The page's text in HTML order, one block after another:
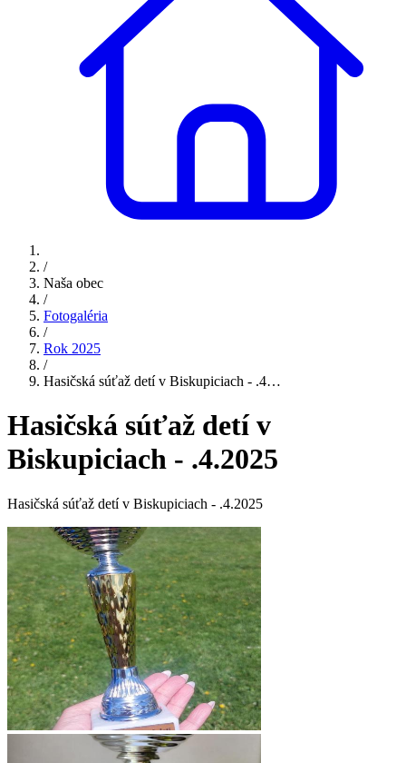
/
Naša obec
/
Fotogaléria
/
Rok 2025
/
Hasičská súťaž detí v Biskupiciach - .4…
Hasičská súťaž detí v
Biskupiciach - .4.2025
Hasičská súťaž detí v Biskupiciach - .4.2025